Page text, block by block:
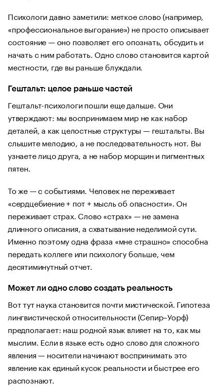
Психологи давно заметили: меткое слово (например,
«профессиональное выгорание») не просто описывает
состояние — оно позволяет его опознать, обсудить и
начать с ним работать. Одно слово становится картой
местности, где вы раньше блуждали.
Гештальт: целое раньше частей
Гештальт-психологи пошли еще дальше. Они
утверждают: мы воспринимаем мир не как набор
деталей, а как целостные структуры — гештальты. Вы
слышите мелодию, а не последовательность нот. Вы
узнаете лицо друга, а не набор морщин и пигментных
пятен.
То же — с событиями. Человек не переживает
«сердцебиение + пот + мысль об опасности». Он
переживает страх. Слово «страх» — не замена
длинного описания, а схватывание неделимой сути.
Именно поэтому одна фраза «мне страшно» способна
передать коллеге или психологу больше, чем
десятиминутный отчет.
Может ли одно слово создать реальность
Вот тут наука становится почти мистической. Гипотеза
лингвистической относительности (Сепир–Уорф)
предполагает: наш родной язык влияет на то, как мы
мыслим. Если в языке есть одно слово для сложного
явления — носители начинают воспринимать это
явление как единый кусок реальности и быстрее его
распознают.